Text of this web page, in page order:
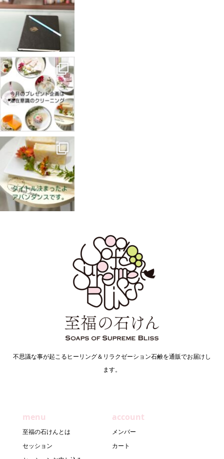
不思議な事が起こるヒーリング＆リラクゼーション石鹸を通販でお届けし
ます。
menu
至福の石けんとは
セッション
account
メンバー
カート